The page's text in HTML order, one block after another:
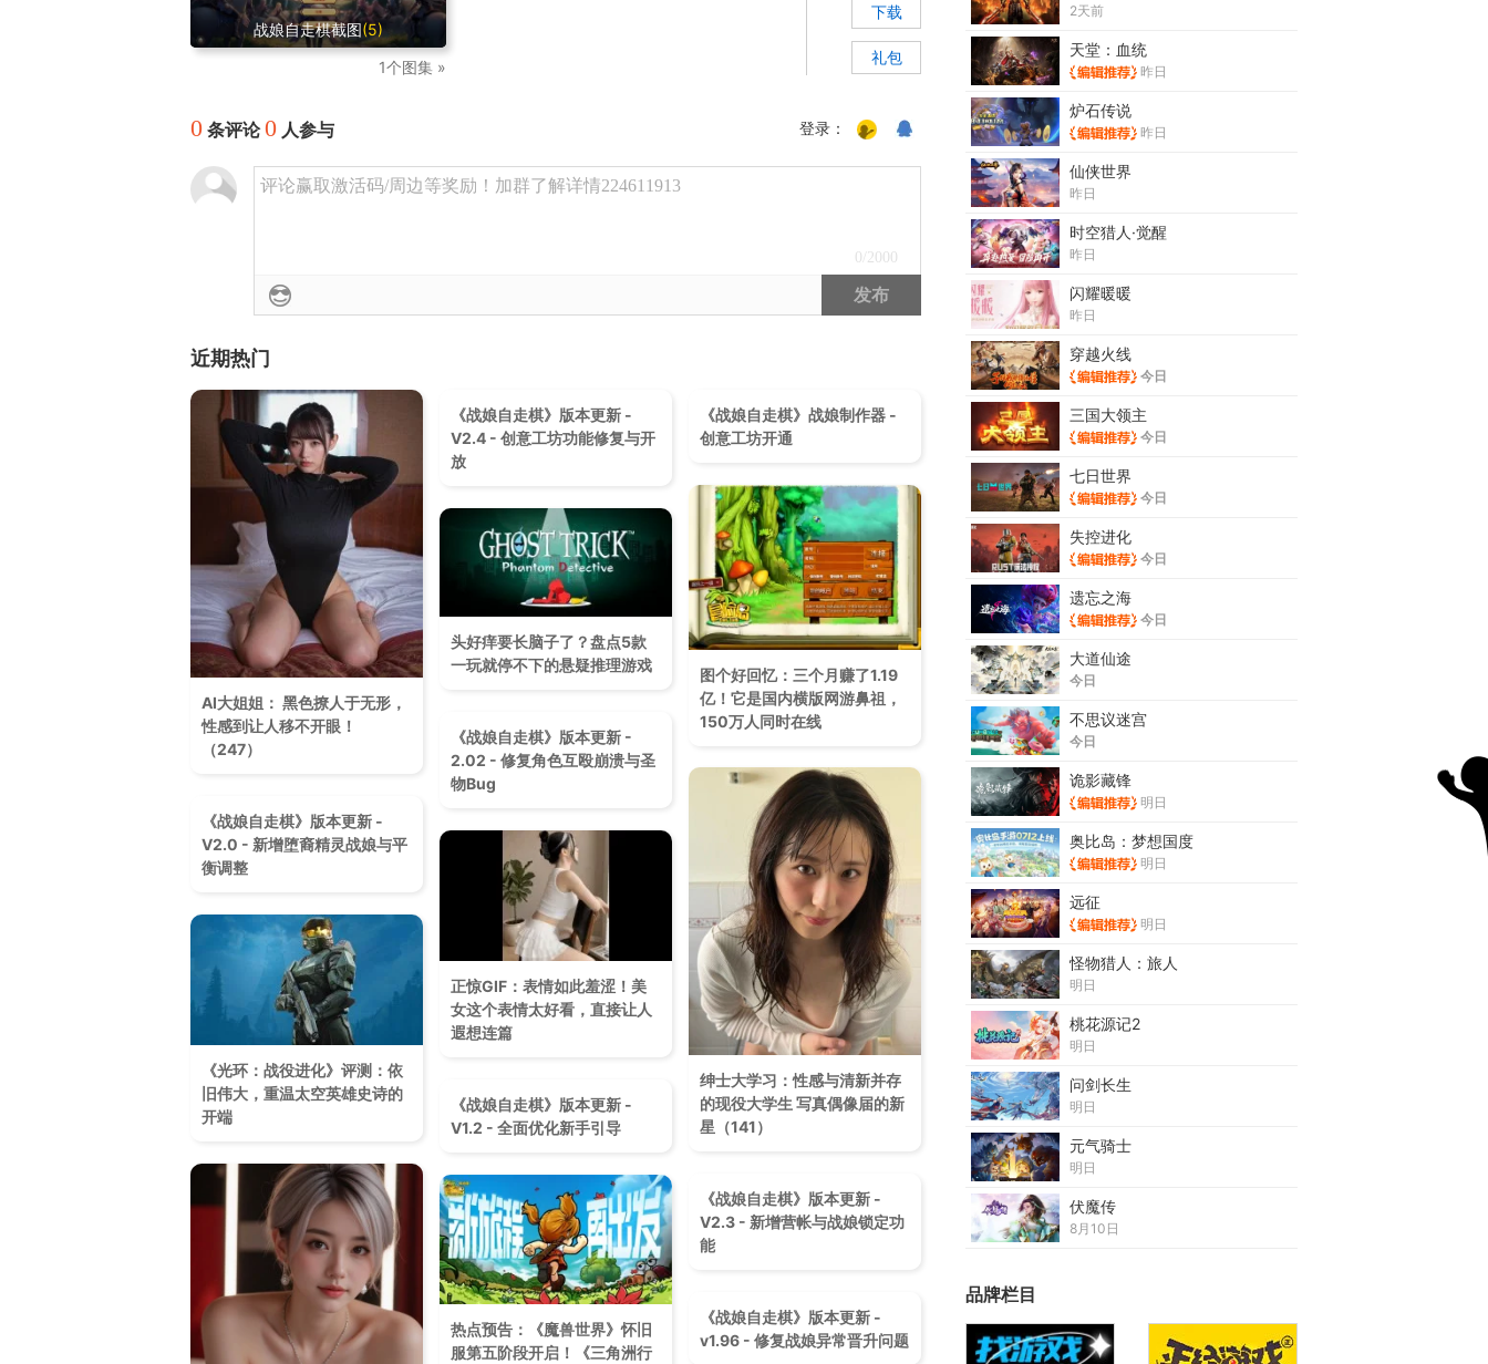
战娘自走棋截图(5)
1个图集 »
下载
礼包
0 条评论0 人参与 登录：
评论赢取激活码/周边等奖励！加群了解详情224611913
0 /2000
发布
近期热门
AI大姐姐： 黑色撩人于无形，
性感到让人移不开眼！​
（247）
《战娘自走棋》版本更新 -
V2.4 - 创意工坊功能修复与开
放
《战娘自走棋》战娘制作器 -
创意工坊开通
图个好回忆：三个月赚了1.19
亿！它是国内横版网游鼻祖，
150万人同时在线
头好痒要长脑子了？盘点5款
一玩就停不下的悬疑推理游戏
《战娘自走棋》版本更新 -
2.02 - 修复角色互殴崩溃与圣
物Bug
绅士大学习：性感与清新并存
的现役大学生 写真偶像届的新
星（141）
《战娘自走棋》版本更新 -
V2.0 - 新增堕裔精灵战娘与平
衡调整
正惊GIF：表情如此羞涩！美
女这个表情太好看，直接让人
遐想连篇
《光环：战役进化》评测：依
旧伟大，重温太空英雄史诗的
开端
《战娘自走棋》版本更新 -
V1.2 - 全面优化新手引导
《战娘自走棋》版本更新 -
V2.3 - 新增营帐与战娘锁定功
能
热点预告：《魔兽世界》怀旧
服第五阶段开启！《三角洲行
《战娘自走棋》版本更新 -
v1.96 - 修复战娘异常晋升问题
2天前
天堂：血统
昨日
炉石传说
昨日
仙侠世界
昨日
时空猎人·觉醒
昨日
闪耀暖暖
昨日
穿越火线
今日
三国大领主
今日
七日世界
今日
失控进化
今日
遗忘之海
今日
大道仙途
今日
不思议迷宫
今日
诡影藏锋
明日
奥比岛：梦想国度
明日
远征
明日
怪物猎人：旅人
明日
桃花源记2
明日
问剑长生
明日
元气骑士
明日
伏魔传
8月10日
品牌栏目